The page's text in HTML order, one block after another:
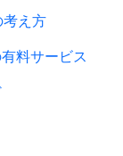
考え方
料サービス